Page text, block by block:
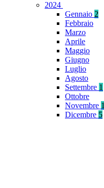
2024
Gennaio 2
Febbraio
Marzo
Aprile
Maggio
Giugno
Luglio
Agosto
Settembre 1
Ottobre
Novembre 1
Dicembre 5